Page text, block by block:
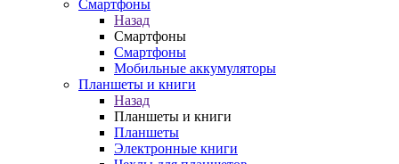
Смартфоны
Назад
Смартфоны
Смартфоны
Мобильные аккумуляторы
Планшеты и книги
Назад
Планшеты и книги
Планшеты
Электронные книги